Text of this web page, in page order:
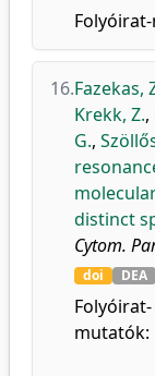
16.Fazekas,
Krekk, Z.,
G.,
distinct
Cytom.
doi DEA
Folyóirat-
mutatók: